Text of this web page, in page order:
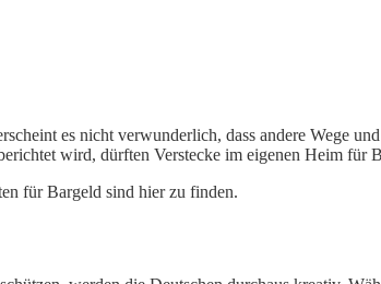
es nicht verwunderlich, dass andere Wege
wird, dürften Verstecke im eigenen Heim für
für Bargeld sind hier zu finden.